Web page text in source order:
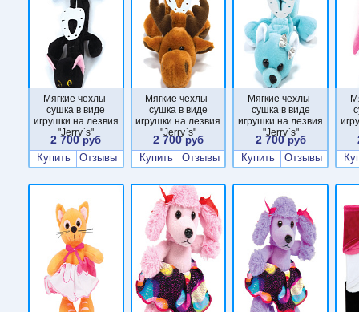
Мягкие чехлы-
сушка в виде
игрушки на лезвия
"Jerry`s"
2 700руб
Купить
Отзывы
Мягкие чехлы-
сушка в виде
игрушки на лезвия
"Jerry`s"
2 700руб
Купить
Отзывы
Мягкие чехлы-
сушка в виде
игрушки на лезвия
"Jerry`s"
2 700руб
Купить
Отзывы